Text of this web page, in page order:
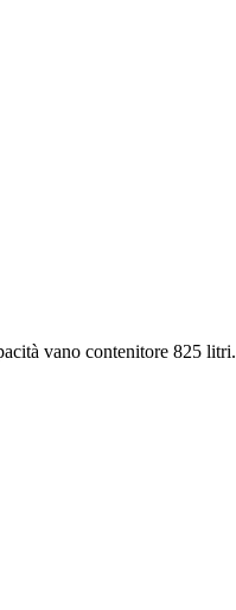
vano contenitore 825 litri.